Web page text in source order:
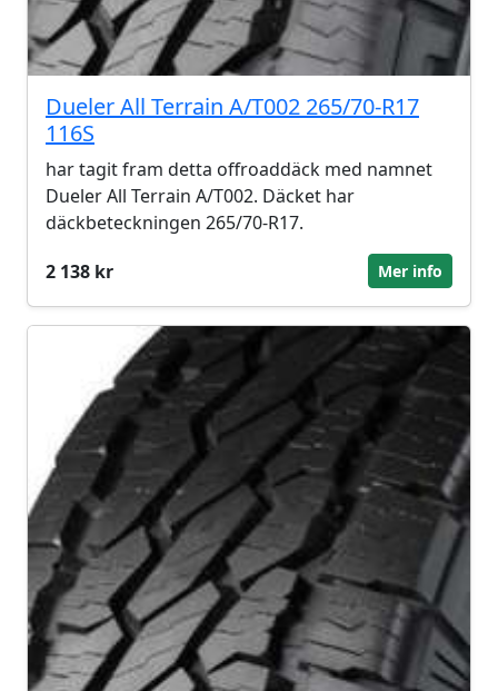
Dueler All Terrain A/T002 265/70-R17
116S
har tagit fram detta offroaddäck med namnet
Dueler All Terrain A/T002. Däcket har
däckbeteckningen 265/70-R17.
2 138 kr
Mer info